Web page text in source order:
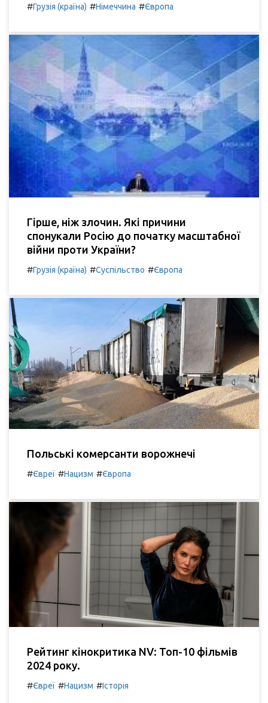
#Грузія (країна) #Німеччина #Європа
Гірше, ніж злочин. Які причини
спонукали Росію до початку масштабної
війни проти України?
#Грузія (країна) #Суспільство #Європа
Польські комерсанти ворожнечі
#Євреї #Нацизм #Європа
Рейтинг кінокритика NV: Топ-10 фільмів
2024 року.
#Євреї #Нацизм #Історія